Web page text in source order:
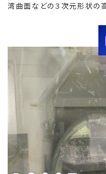
湾曲面などの３次元形状の